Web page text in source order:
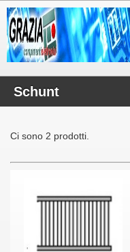
Schunt
Ci sono 2 prodotti.